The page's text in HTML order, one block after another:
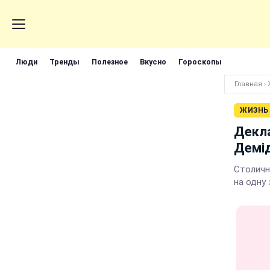
Люди Тренды Полезное Вкусно Гороскопы
Главная ›
ЖИЗНЬ
на одну